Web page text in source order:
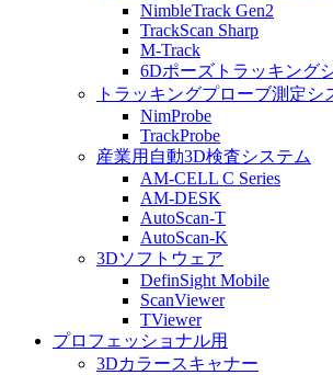
NimbleTrack Gen2
TrackScan Sharp
M-Track
6Dポーズトラッキング
トラッキングプローブ測定シ
NimProbe
TrackProbe
産業用自動3D検査システム
AM-CELL C Series
AM-DESK
AutoScan-T
AutoScan-K
3Dソフトウェア
DefinSight Mobile
ScanViewer
TViewer
プロフェッショナル用
3Dカラースキャナー